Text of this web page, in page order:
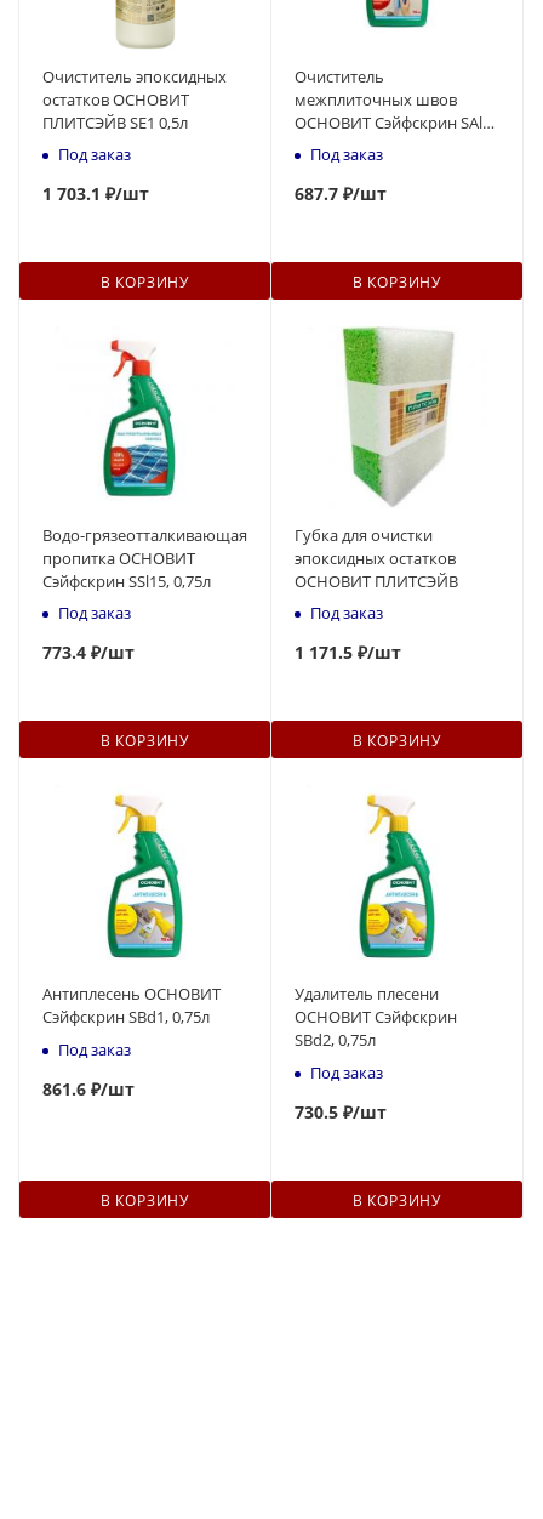
Очиститель эпоксидных
остатков ОСНОВИТ
ПЛИТСЭЙВ SЕ1 0,5л
Под заказ
1 703.1 ₽/шт
В КОРЗИНУ
Очиститель
межплиточных швов
ОСНОВИТ Сэйфскрин SAl1,
0,75лПод заказ
687.7 ₽/шт
В КОРЗИНУ
Водо-грязеотталкивающая
пропитка ОСНОВИТ
Сэйфскрин SSl15, 0,75л
Под заказ
773.4 ₽/шт
В КОРЗИНУ
Губка для очистки
эпоксидных остатков
ОСНОВИТ ПЛИТСЭЙВ
Под заказ
1 171.5 ₽/шт
В КОРЗИНУ
Антиплесень ОСНОВИТ
Сэйфскрин SBd1, 0,75л
Под заказ
861.6 ₽/шт
В КОРЗИНУ
Удалитель плесени
ОСНОВИТ Сэйфскрин
SBd2, 0,75л
Под заказ
730.5 ₽/шт
В КОРЗИНУ